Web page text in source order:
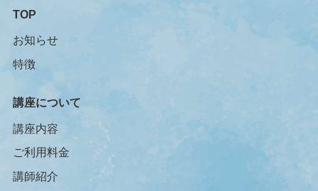
TOP
お知らせ
特徴
講座について
講座内容
ご利用料金
講師紹介